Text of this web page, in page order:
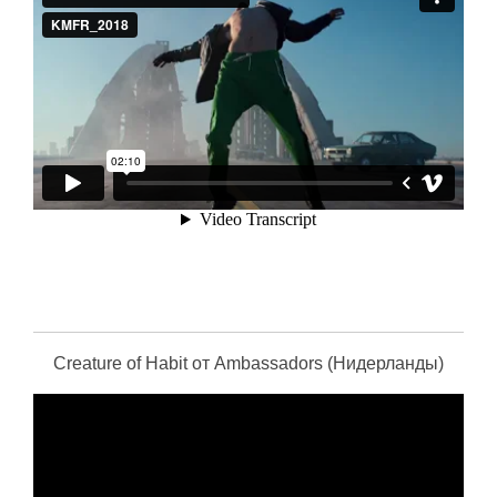
Creature of Habit от Ambassadors (Нидерланды)